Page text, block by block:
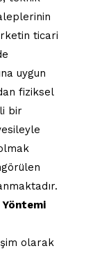
ticari
uygun
fiziksel
bir
olarak